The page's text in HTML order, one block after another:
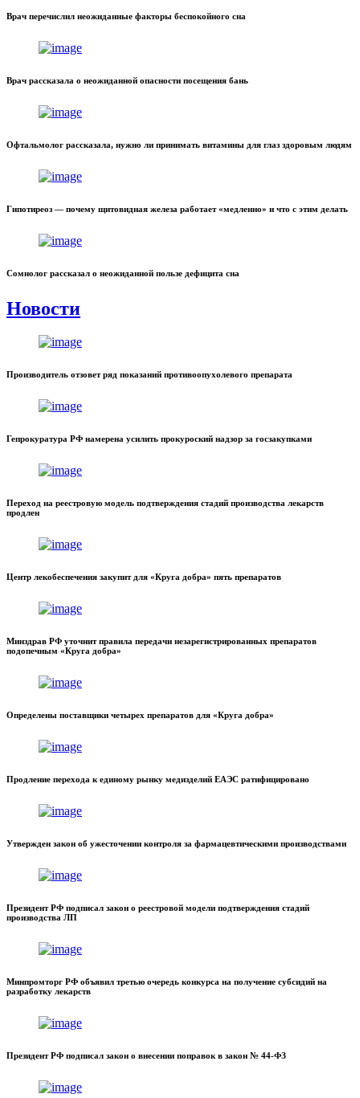
Врач перечислил неожиданные факторы беспокойного сна
Врач рассказала о неожиданной опасности посещения бань
Офтальмолог рассказала, нужно ли принимать витамины для глаз здоровым людям
Гипотиреоз — почему щитовидная железа работает «медленно» и что с этим делать
Сомнолог рассказал о неожиданной пользе дефицита сна
Новости
Производитель отзовет ряд показаний противоопухолевого препарата
Гепрокуратура РФ намерена усилить прокуроский надзор за госзакупками
Переход на реестровую модель подтверждения стадий производства лекарств
продлен
Центр лекобеспечения закупит для «Круга добра» пять препаратов
Минздрав РФ уточнит правила передачи незарегистрированных препаратов
подопечным «Круга добра»
Определены поставщики четырех препаратов для «Круга добра»
Продление перехода к единому рынку медизделий ЕАЭС ратифицировано
Утвержден закон об ужесточении контроля за фармацевтическими производствами
Президент РФ подписал закон о реестровой модели подтверждения стадий
производства ЛП
Минпромторг РФ объявил третью очередь конкурса на получение субсидий на
разработку лекарств
Президент РФ подписал закон о внесении поправок в закон № 44-ФЗ